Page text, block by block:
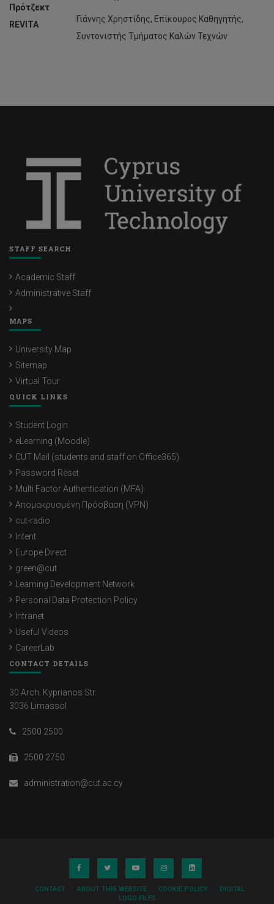
Πρότζεκτ
REVITA
Γιάννης Χρηστίδης, Επίκουρος Καθηγητής,
Συντονιστής Τμήματος Καλών Τεχνών
STAFF SEARCH
Academic Staff
Administrative Staff
MAPS
University Map
Sitemap
Virtual Tour
QUICK LINKS
Student Login
eLearning (Moodle)
CUT Mail (students and staff on Office365)
Password Reset
Multi Factor Authentication (MFA)
Απομακρυσμένη Πρόσβαση (VPN)
cut-radio
Intent
Europe Direct
green@cut
Learning Development Network
Personal Data Protection Policy
Intranet
Useful Videos
CareerLab
CONTACT DETAILS
30 Arch. Kyprianos Str.
3036 Limassol
2500 2500
2500 2750
administration@cut.ac.cy
CONTACT ABOUT THIS WEBSITE COOKIE POLICY
DIGITAL
LOGO FILES